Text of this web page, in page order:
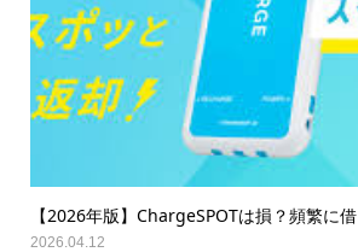
【2026年版】ChargeSPOTは損？頻繁に
2026.04.12